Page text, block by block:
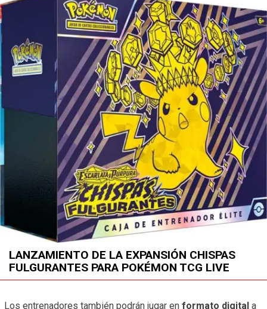
LANZAMIENTO DE LA EXPANSIÓN CHISPAS
FULGURANTES PARA POKÉMON TCG LIVE
Los entrenadores también podrán jugar en formato digital a